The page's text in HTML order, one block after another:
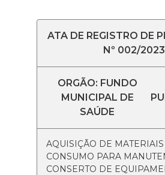
ATA DE REGISTRO DE
Nº 002/2023
ORGÃO: FUNDO
MUNICIPAL DE
SAÚDE
AQUISIÇÃO DE
CONSUMO PARA
CONSERTO DE